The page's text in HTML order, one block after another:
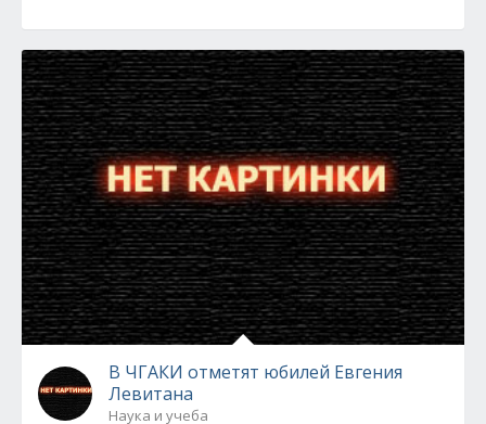
В ЧГАКИ отметят юбилей Евгения
Левитана
Наука и учеба